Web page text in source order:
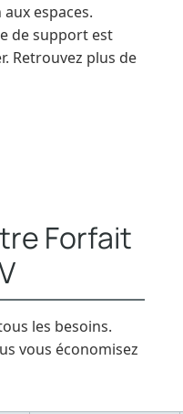
espaces.
de support est
Retrouvez plus de
Forfait
les besoins.
vous économisez